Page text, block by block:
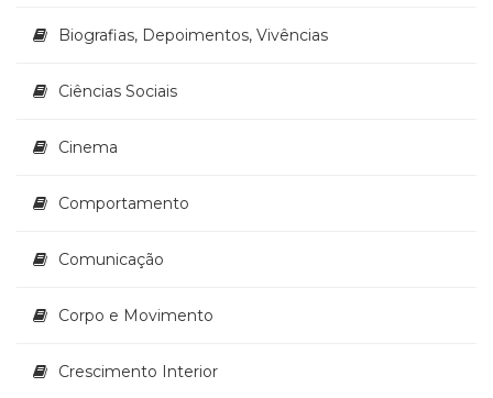
Biografias, Depoimentos, Vivências
Ciências Sociais
Cinema
Comportamento
Comunicação
Corpo e Movimento
Crescimento Interior